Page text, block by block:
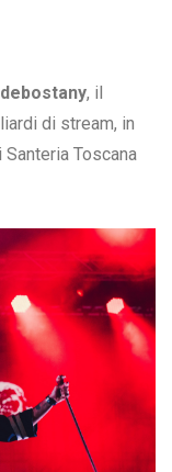
, il
di stream, in
Toscana